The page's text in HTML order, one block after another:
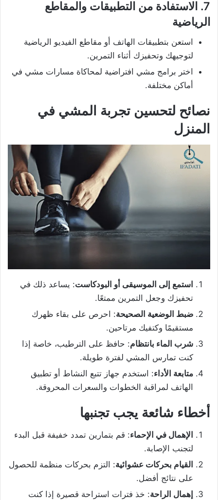
7.
الاستفادة من التطبيقات والمقاطع
الرياضية
استعن بتطبيقات الهاتف أو مقاطع الفيديو الرياضية
لتوجيهك وتحفيزك أثناء التمرين.
اختر برامج مشي افتراضية لمحاكاة مسارات مشي في
أماكن مختلفة.
نصائح لتحسين تجربة المشي في
المنزل
استمع إلى الموسيقى أو البودكاست: يساعد ذلك في
تحفيزك وجعل التمرين ممتعًا.
ضبط الوضعية الصحيحة: احرص على بقاء ظهرك
مستقيمًا وكتفيك مرتاحين.
شرب الماء بانتظام: حافظ على الترطيب، خاصة إذا
كنت تمارس المشي لفترة طويلة.
متابعة الأداء: استخدم جهاز تتبع النشاط أو تطبيق
الهاتف لمراقبة الخطوات والسعرات المحروقة.
أخطاء شائعة يجب تجنبها
الإهمال في الإحماء: قم بتمارين تمدد خفيفة قبل البدء
لتجنب الإصابة.
القيام بحركات عشوائية: التزم بحركات منظمة للحصول
على نتائج أفضل.
إهمال الراحة: خذ فترات استراحة قصيرة إذا كنت